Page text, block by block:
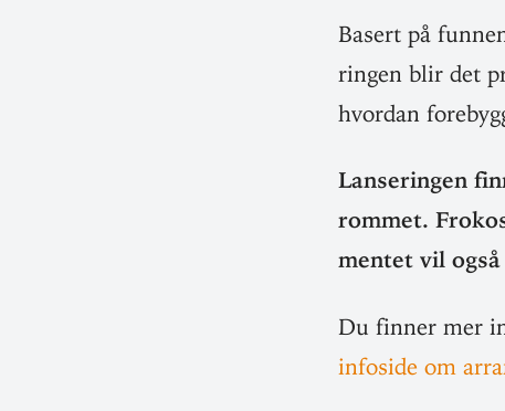
Basert på
ringen blir det
hvordan
Lan­se­ringen
rommet.
mentet vil
Du finner mer
infoside om